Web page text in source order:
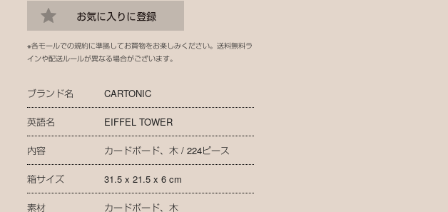
※各モールでの規約に準拠してお買物をお楽しみください。送料無料ラ
インや配送ルールが異なる場合がございます。
ブランド名 CARTONIC
英語名 EIFFEL TOWER
内容 カードボード、木 / 224ピース
箱サイズ 31.5 x 21.5 x 6 cm
素材 カードボード、木